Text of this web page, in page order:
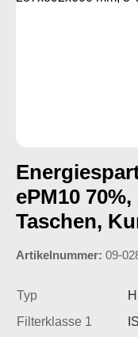
ePM10
Taschen,
Artikelnummer: 09-
Typ
Filterklasse 1